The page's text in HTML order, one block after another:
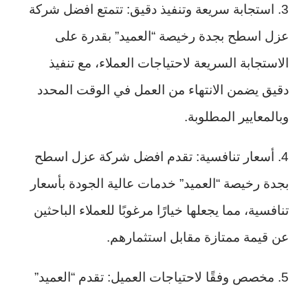
3. استجابة سريعة وتنفيذ دقيق: تتمتع افضل شركة
عزل اسطح بجدة رخيصة “العميد” بقدرة على
الاستجابة السريعة لاحتياجات العملاء، مع تنفيذ
دقيق يضمن الانتهاء من العمل في الوقت المحدد
وبالمعايير المطلوبة.
4. أسعار تنافسية: تقدم افضل شركة عزل اسطح
بجدة رخيصة “العميد” خدمات عالية الجودة بأسعار
تنافسية، مما يجعلها خيارًا مرغوبًا للعملاء الباحثين
عن قيمة ممتازة مقابل استثمارهم.
5. مخصص وفقًا لاحتياجات العميل: تقدم “العميد”